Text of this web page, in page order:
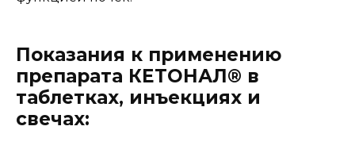
Показания к применению
препарата КЕТОНАЛ® в
таблетках, инъекциях и
свечах: